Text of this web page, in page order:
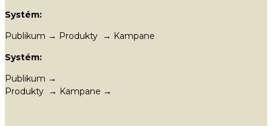
Systém:
Publikum → Produkty → Kampane
Systém:
Publikum →
Produkty → Kampane →